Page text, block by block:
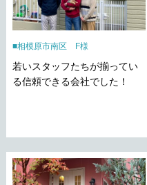
相模原市南区 F様
若いスタッフたちが揃ってい
る信頼できる会社でした！